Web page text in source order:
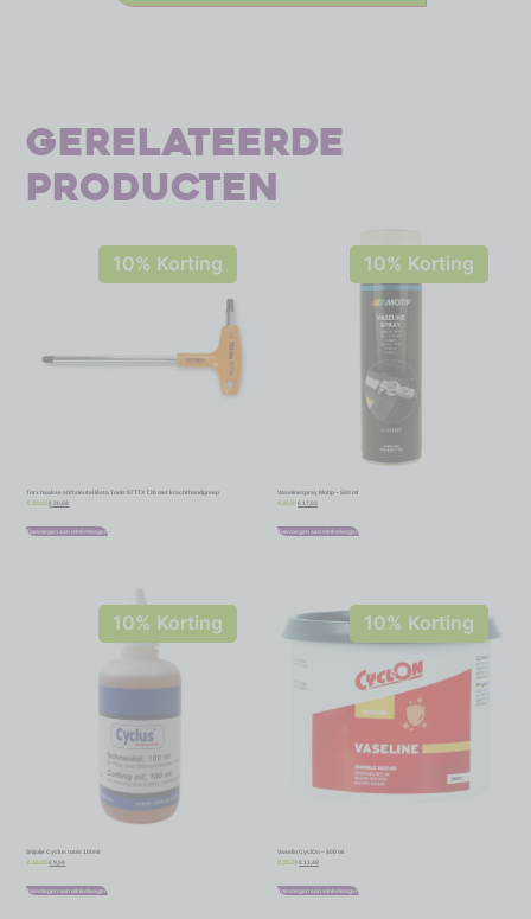
Gerelateerde
producten
10% Korting
Torx haakse stiftsleutel Beta Tools 97TTX T30 met krachthandgreep
€22,87 €20,58
Toevoegen aan winkelwagen
10% Korting
Vaselinespray Motip – 500 ml
€ 18,91 €17,02
Toevoegen aan winkelwagen
10% Korting
Snijolie Cyclus tools 100ml
€10,65 €9,59
Toevoegen aan winkelwagen
10% Korting
Vaselin CyclOn – 500 ml
12,75 €11,48
Toevoegen aan winkelwagen